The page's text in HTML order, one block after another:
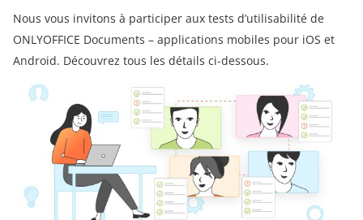
Nous vous invitons à participer aux tests d’utilisabilité de
ONLYOFFICE Documents – applications mobiles pour iOS et
Android. Découvrez tous les détails ci-dessous.